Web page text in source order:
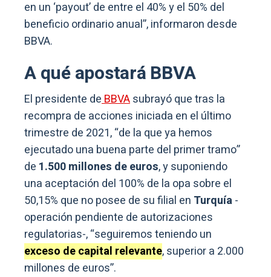
en un ‘payout’ de entre el 40% y el 50% del
beneficio ordinario anual”, informaron desde
BBVA.
A qué apostará BBVA
El presidente deBBVAsubrayó que tras la
recompra de acciones iniciada en el último
trimestre de 2021, “de la que ya hemos
ejecutado una buena parte del primer tramo”
de 1.500 millones de euros, y suponiendo
una aceptación del 100% de la opa sobre el
50,15% que no posee de su filial en Turquía-
operación pendiente de autorizaciones
regulatorias-, “seguiremos teniendo un
exceso de capital relevante, superior a 2.000
millones de euros”.